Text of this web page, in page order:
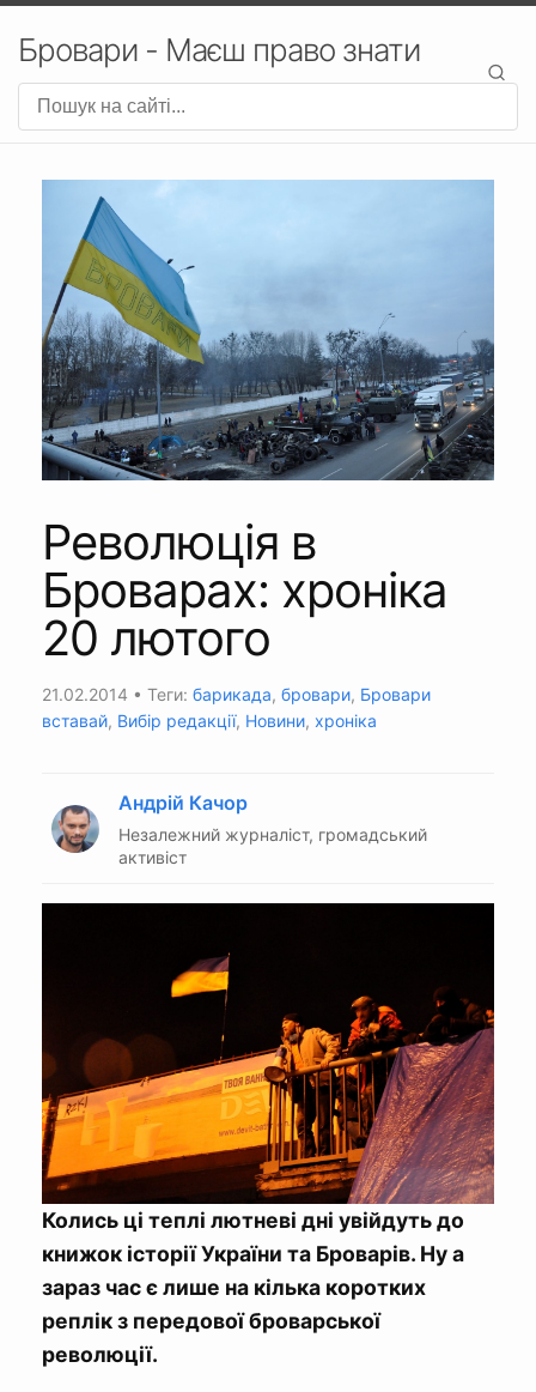
Бровари - Маєш право знати
Революція в
Броварах: хроніка
20 лютого
21.02.2014 • Теги: барикада, бровари, Бровари
вставай, Вибір редакції, Новини, хроніка
Андрій Качор
Незалежний журналіст, громадський
активіст
Колись ці теплі лютневі дні увійдуть до
книжок історії України та Броварів. Ну а
зараз час є лише на кілька коротких
реплік з передової броварської
революції.